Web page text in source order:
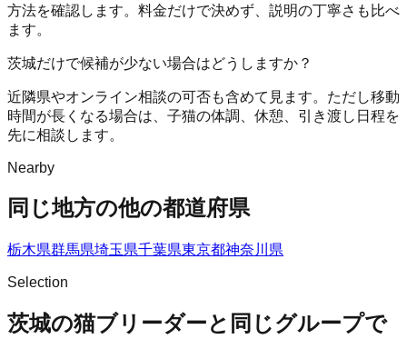
方法を確認します。料金だけで決めず、説明の丁寧さも比べ
ます。
茨城だけで候補が少ない場合はどうしますか？
近隣県やオンライン相談の可否も含めて見ます。ただし移動
時間が長くなる場合は、子猫の体調、休憩、引き渡し日程を
先に相談します。
Nearby
同じ地方の他の都道府県
栃木県群馬県埼玉県千葉県東京都神奈川県
Selection
茨城の猫ブリーダーと同じグループで